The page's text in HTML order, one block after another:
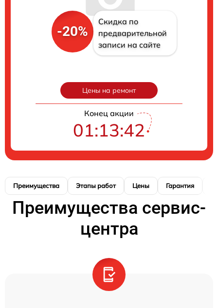
-20%
Скидка по
предварительной
записи на сайте
Цены на ремонт
Конец акции
01:13:41
Преимущества Этапы работ Цены Гарантия
Преимущества сервис-
центра